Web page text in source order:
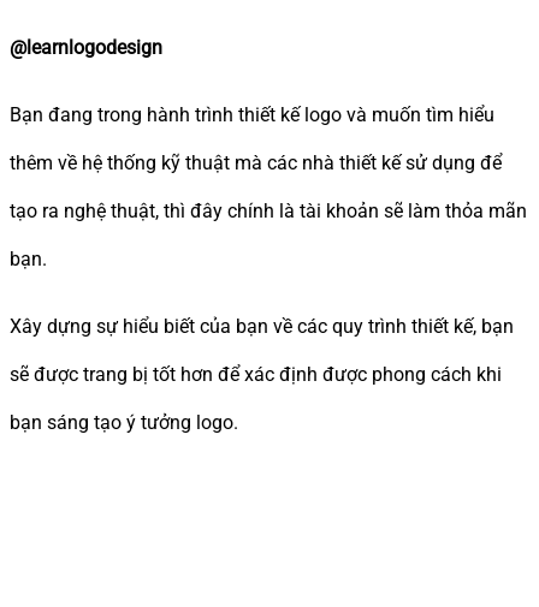
@learnlogodesign
Bạn đang trong hành trình thiết kế logo và muốn tìm hiểu
thêm về hệ thống kỹ thuật mà các nhà thiết kế sử dụng để
tạo ra nghệ thuật, thì đây chính là tài khoản sẽ làm thỏa mãn
bạn.
Xây dựng sự hiểu biết của bạn về các quy trình thiết kế, bạn
sẽ được trang bị tốt hơn để xác định được phong cách khi
bạn sáng tạo ý tưởng logo.